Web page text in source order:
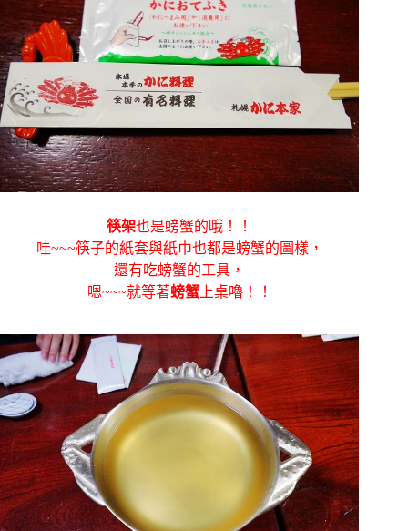
筷架也是螃蟹的哦！！
哇~~~筷子的紙套與紙巾也都是螃蟹的圖樣，
還有吃螃蟹的工具，
嗯~~~就等著螃蟹上桌嚕！！